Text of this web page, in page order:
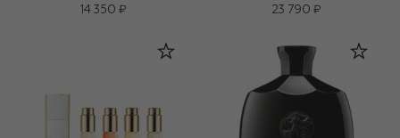
14 350 ₽ 23 790 ₽